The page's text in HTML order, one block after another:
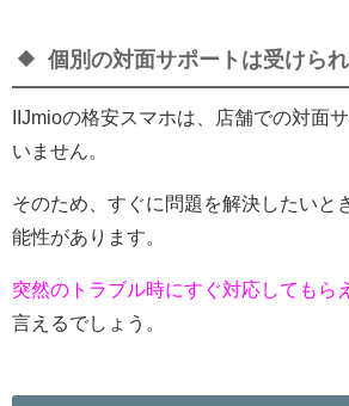
個別の対面サポートは受けら
IIJmioの格安スマホは、
店舗での対面
いません
そのため、すぐに問題を解決したいと
能性があります。
突然のトラブル時にすぐ対応してもら
言えるでしょう。